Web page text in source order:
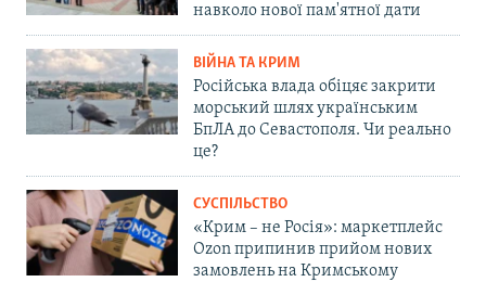
навколо нової пам'ятної дати
ВІЙНА ТА КРИМ
Російська влада обіцяє закрити
морський шлях українським
БпЛА до Севастополя. Чи реально
це?
СУСПІЛЬСТВО
«Крим – не Росія»: маркетплейс
Ozon припинив прийом нових
замовлень на Кримському